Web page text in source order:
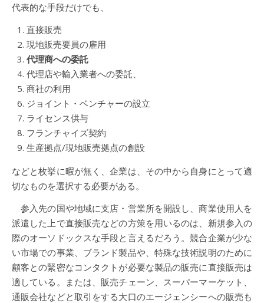
代表的な手段だけでも、
直接販売
現地販売要員の雇用
代理商への委託
代理店や輸入業者への委託、
商社の利用
ジョイント・ベンチャーの設立
ライセンス供与
フランチャイズ契約
生産拠点/現地販売拠点の創設
などと枚挙に暇が無く、企業は、その中から自身にとって適
切なものを選択する必要がある。
参入先の国や地域に支店・営業所を開設し、商業使用人を
派遣した上で直接販売などの方策を用いるのは、新規参入の
際のオーソドックスな手段と言えるだろう。競合企業が少な
い市場での事業、ブランド製品や、特殊な技術説明のために
顧客との緊密なコンタクトが必要な製品の販売に直接販売は
適している。または、販売チェーン、スーパーマーケット、
通販会社などと取引をする大口のエージェンシーへの販売も